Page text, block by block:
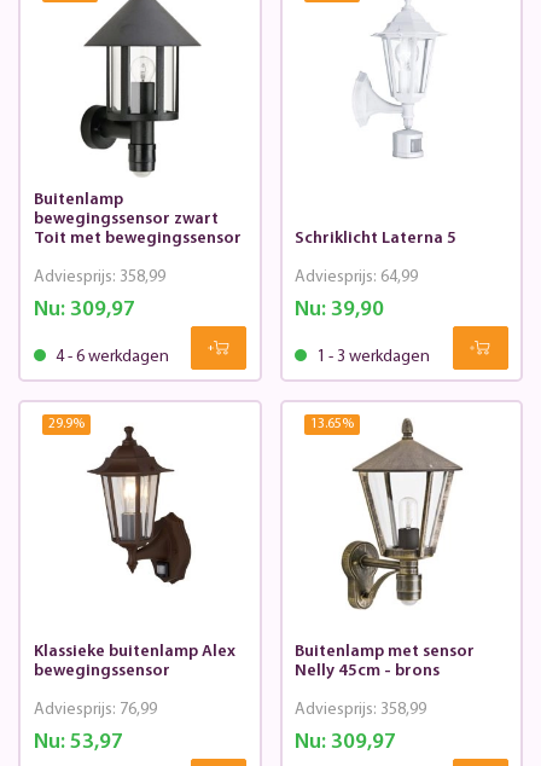
Buitenlamp
bewegingssensor zwart
Toit met bewegingssensor
Nu:309,97
Adviesprijs: 358,99
4 - 6 werkdagen
Schriklicht Laterna 5
Nu: 39,90
Adviesprijs: 64,99
1 - 3 werkdagen
29.9%
Klassieke buitenlamp Alex
bewegingssensor
Nu:53,97
Adviesprijs: 76,99
13.65%
Buitenlamp met sensor
Nelly 45cm - brons
Nu: 309,97
Adviesprijs: 358,99